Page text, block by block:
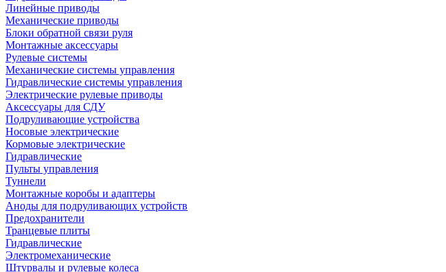
Линейные приводы
Механические приводы
Блоки обратной связи руля
Монтажные аксессуары
Рулевые системы
Механические системы управления
Гидравлические системы управления
Электрические рулевые приводы
Аксессуары для СДУ
Подруливающие устройства
Носовые электрические
Кормовые электрические
Гидравлические
Пульты управления
Туннели
Монтажные коробы и адаптеры
Аноды для подруливающих устройств
Предохранители
Транцевые плиты
Гидравлические
Электромеханические
Штурвалы и рулевые колеса